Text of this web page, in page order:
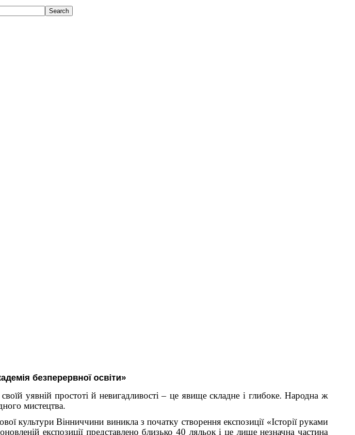
безперервної освіти»
уявній простоті й невигадливості – це явище складне і глибоке. Народна ж
мистецтва.
культури Вінниччини виникла з початку створення експозиції «Історії руками
експозиції представлено близько 40 ляльок і це лише незначна частина